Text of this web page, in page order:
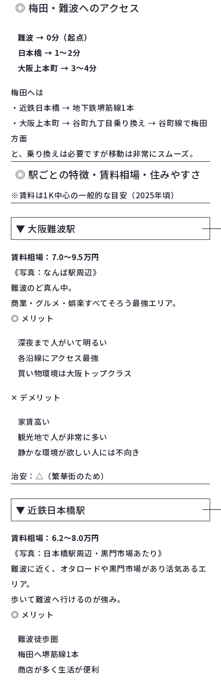
◎ 梅田・難波へのアクセス
難波 → 0分（起点）
日本橋 → 1〜2分
大阪上本町 → 3〜4分
梅田へは
・近鉄日本橋 → 地下鉄堺筋線1本
・大阪上本町 → 谷町九丁目乗り換え → 谷町線で梅田
方面
と、乗り換えは必要ですが移動は非常にスムーズ。
◎ 駅ごとの特徴・賃料相場・住みやすさ
※賃料は1K中心の一般的な目安（2025年頃）
▼ 大阪難波駅
賃料相場：7.0〜9.5万円
《写真：なんば駅周辺》
難波のど真ん中。
商業・グルメ・娯楽すべてそろう最強エリア。
◎ メリット
深夜まで人がいて明るい
各沿線にアクセス最強
買い物環境は大阪トップクラス
✕ デメリット
家賃高い
観光地で人が非常に多い
静かな環境が欲しい人には不向き
治安：△（繁華街のため）
▼ 近鉄日本橋駅
賃料相場：6.2〜8.0万円
《写真：日本橋駅周辺・黒門市場あたり》
難波に近く、オタロードや黒門市場があり活気あるエ
リア。
歩いて難波へ行けるのが強み。
◎ メリット
難波徒歩圏
梅田へ堺筋線1本
商店が多く生活が便利